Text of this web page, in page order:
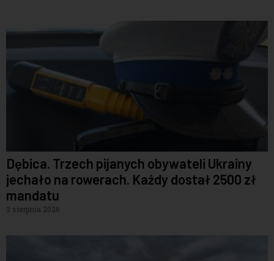
Dębica. Trzech pijanych obywateli Ukrainy
jechało na rowerach. Każdy dostał 2500 zł
mandatu
3 sierpnia 2026